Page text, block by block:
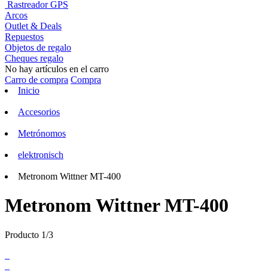
Rastreador GPS
Arcos
Outlet & Deals
Repuestos
Objetos de regalo
Cheques regalo
No hay artículos en el carro
Carro de compra Compra
Inicio
Accesorios
Metrónomos
elektronisch
Metronom Wittner MT-400
Metronom Wittner MT-400
Producto 1/3